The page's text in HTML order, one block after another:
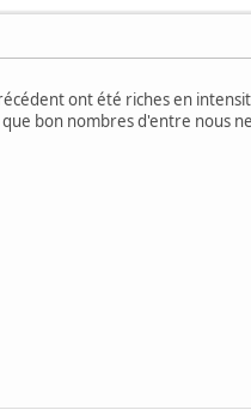
ont été riches en
bon nombres d'entre nous